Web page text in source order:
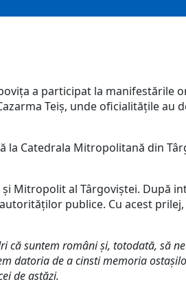
a participat la
Teiș, unde oficialitățile au
la Catedrala Mitropolitană din
Mitropolit al Târgoviștei. După
publice. Cu acest
că suntem români și, totodată, să
datoria de a cinsti memoria
de astăzi.